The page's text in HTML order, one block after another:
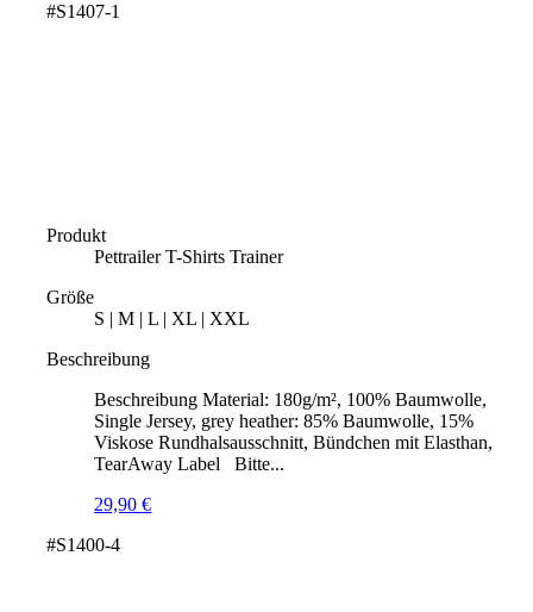
#S1407-1
Produkt
Pettrailer T-Shirts Trainer
Größe
S | M | L | XL | XXL
Beschreibung
Beschreibung Material: 180g/m², 100% Baumwolle,
Single Jersey, grey heather: 85% Baumwolle, 15%
Viskose Rundhalsausschnitt, Bündchen mit Elasthan,
TearAway Label Bitte...
29,90€
#S1400-4